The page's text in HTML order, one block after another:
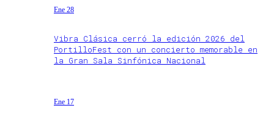
Ene 28
Vibra Clásica cerró la edición 2026 del
PortilloFest con un concierto memorable en
la Gran Sala Sinfónica Nacional
Ene 17